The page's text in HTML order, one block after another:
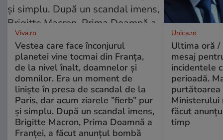
Viva.ro
Vestea care face înconjurul
planetei vine tocmai din Franța,
de la nivel înalt, doamnelor și
domnilor. Era un moment de
liniște în presa de scandal de la
Paris, dar acum ziarele ”fierb” pur
și simplu. După un scandal imens,
Brigitte Macron, Prima Doamnă a
Franței, a făcut anunțul bombă
Unica.ro
Ultima oră /
mesaj
incidentele
perioadă.
purtătoarea
Ministerului
făcut
timp